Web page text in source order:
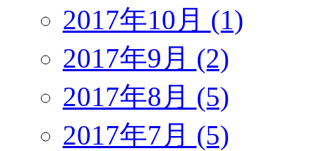
2017年10月 (1)
2017年9月 (2)
2017年8月 (5)
2017年7月 (5)